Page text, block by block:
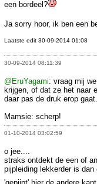
een bordeel?
Ja sorry hoor, ik ben een
Laatste edit 30-09-2014 01:08
30-09-2014 08:11:39
@EruYagami: vraag mij
krijgen, of dat ze het naar
daar pas de druk erop gaat.
Mamsie: scherp!
01-10-2014 03:02:59
o jee....
straks ontdekt de een of
pijpleiding lekkerder is